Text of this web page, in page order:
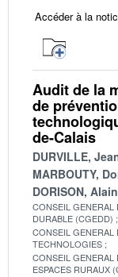
Accéder à la
Audit de la
de
de-Calais
DURVILLE,
MARBOUTY,
DORISON, Alain
CONSEIL GENERAL
DURABLE (CGEDD)
CONSEIL GENERAL
TECHNOLOGIES
CONSEIL GENERAL
ESPACES RURAUX